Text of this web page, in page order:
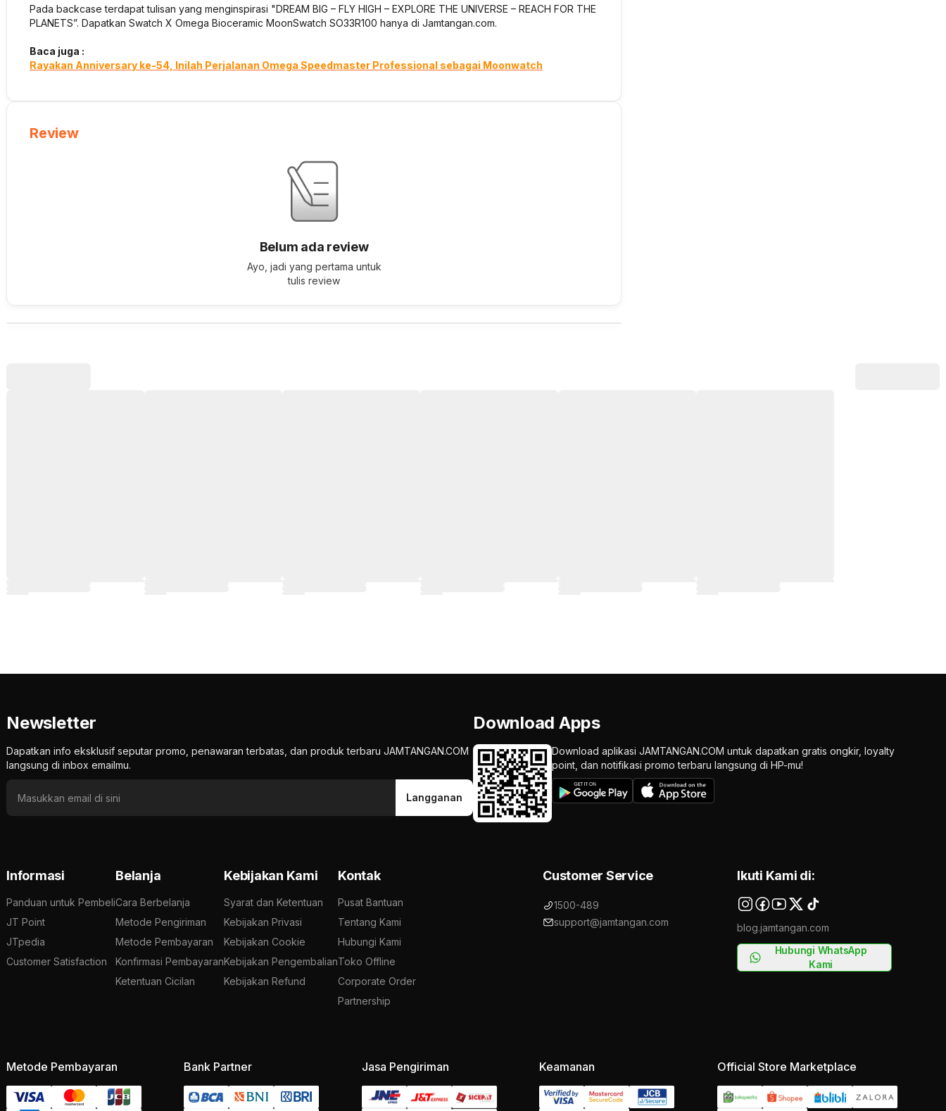
Newsletter
Dapatkan info eksklusif seputar promo, penawaran terbatas, dan produk terbaru JAMTANGAN.COM
langsung di inbox emailmu.
Langganan
Download Apps
Download aplikasi JAMTANGAN.COM untuk dapatkan gratis ongkir, loyalty
point, dan notifikasi promo terbaru langsung di HP-mu!
Informasi
Panduan untuk Pembeli
JT Point
JTpedia
Customer Satisfaction
Belanja
Cara Berbelanja
Metode Pengiriman
Metode Pembayaran
Konfirmasi Pembayaran
Ketentuan Cicilan
Kebijakan Kami
Syarat dan Ketentuan
Kebijakan Privasi
Kebijakan Cookie
Kebijakan Pengembalian
Kebijakan Refund
Kontak
Pusat Bantuan
Tentang Kami
Hubungi Kami
Toko Offline
Corporate Order
Partnership
Customer Service
1500-489
support@jamtangan.com
Ikuti Kami di:
blog.jamtangan.com
Hubungi WhatsApp
Kami
Metode Pembayaran Bank Partner Jasa Pengiriman Keamanan Official Store Marketplace
Pada backcase terdapat tulisan yang menginspirasi "DREAM BIG – FLY HIGH – EXPLORE THE UNIVERSE – REACH FOR THE
PLANETS”. Dapatkan Swatch X Omega Bioceramic MoonSwatch SO33R100 hanya di Jamtangan.com.
Baca juga :
Rayakan Anniversary ke-54, Inilah Perjalanan Omega Speedmaster Professional sebagai Moonwatch
Review
Belum ada review
Ayo, jadi yang pertama untuk
tulis review